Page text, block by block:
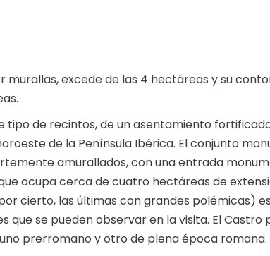
murallas, excede de las 4 hectáreas y su
tipo de recintos, de un asentamiento
de la Península Ibérica. El conjunto
amurallados, con una entrada
ocupa cerca de cuatro hectáreas de
cierto, las últimas con grandes polémicas)
que se pueden observar en la visita. El Castro
prerromano y otro de plena época romana.